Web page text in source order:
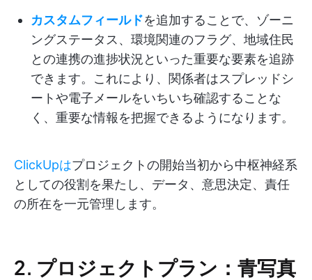
カスタムフィールドを追加することで、ゾーニ
ングステータス、環境関連のフラグ、地域住民
との連携の進捗状況といった重要な要素を追跡
できます。これにより、関係者はスプレッドシ
ートや電子メールをいちいち確認することな
く、重要な情報を把握できるようになります。
ClickUpはプロジェクトの開始当初から中枢神経系
としての役割を果たし、データ、意思決定、責任
の所在を一元管理します。
2. プロジェクトプラン：青写真